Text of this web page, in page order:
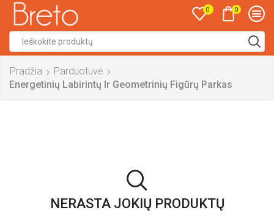
0 0
Pradžia
Parduotuvė
Energetinių Labirintų Ir Geometrinių Figūrų Parkas
NERASTA JOKIŲ PRODUKTŲ